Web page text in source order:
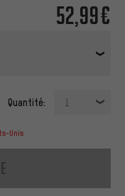
52,99€
Quantité: 1
Unis